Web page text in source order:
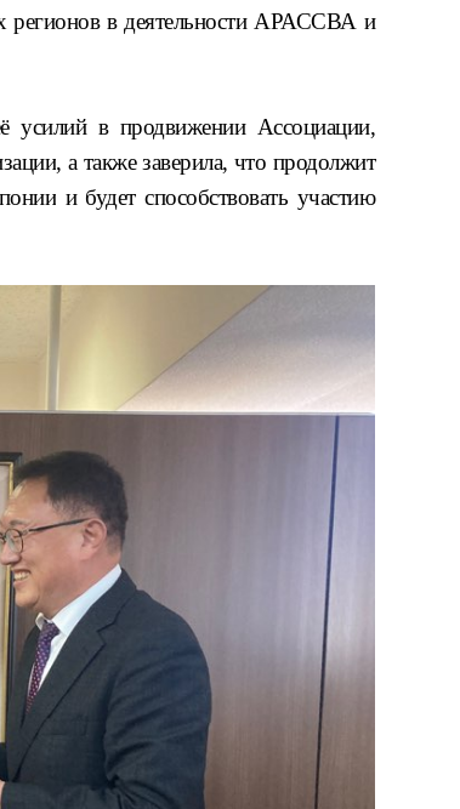
регионов в деятельности АРАССВА и
усилий в продвижении Ассоциации,
, а также заверила, что продолжит
и будетспособствовать участию